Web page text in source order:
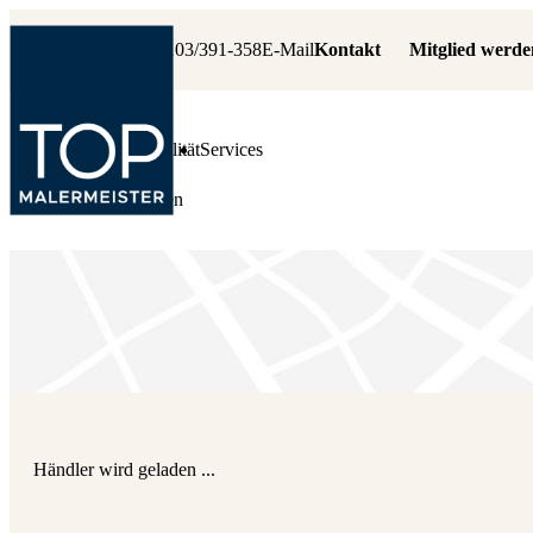
+49 6103/391-358E-MailKontakt Mitglied
Leistungen QualitätServices
Fachbetrieb suchen
Händler wird geladen ...